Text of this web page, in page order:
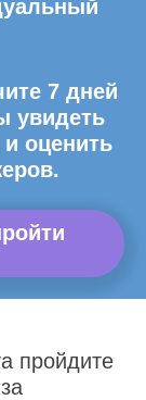
7 дней
увидеть
оценить
пройдите